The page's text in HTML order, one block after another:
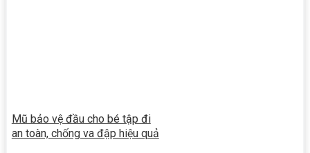
Mũ bảo vệ đầu cho bé tập đi
an toàn, chống va đập hiệu quả